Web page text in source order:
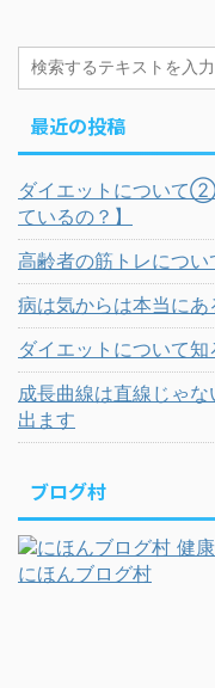
最近の投稿
ダイエットについて
ているの？】
高齢者の筋トレについ
病は気からは本当にあ
ダイエットについて
成長曲線は直線じゃ
出ます
ブログ村
にほんブログ村